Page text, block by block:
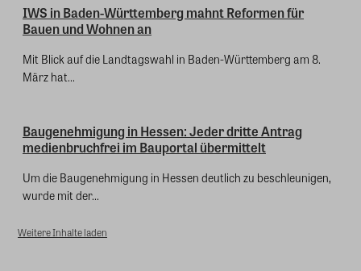
IWS in Baden-Württemberg mahnt Reformen für
Bauen und Wohnen an
Mit Blick auf die Landtagswahl in Baden-Württemberg am 8.
März hat...
Baugenehmigung in Hessen: Jeder dritte Antrag
medienbruchfrei im Bauportal übermittelt
Um die Baugenehmigung in Hessen deutlich zu beschleunigen,
wurde mit der...
Weitere Inhalte laden